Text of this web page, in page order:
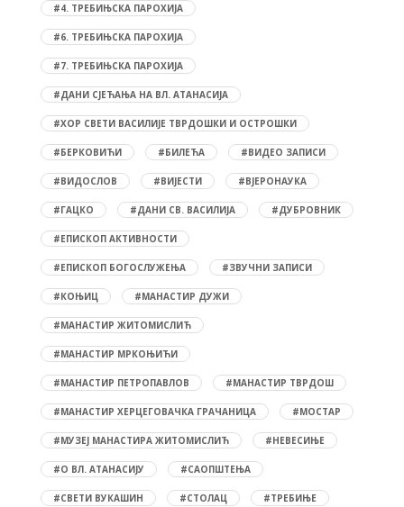
#4. ТРЕБИЊСКА ПАРОХИЈА
#6. ТРЕБИЊСКА ПАРОХИЈА
#7. ТРЕБИЊСКА ПАРОХИЈА
#ДАНИ СЈЕЋАЊА НА ВЛ. АТАНАСИЈА
#ХОР СВЕТИ ВАСИЛИЈЕ ТВРДОШКИ И ОСТРОШКИ
#БЕРКОВИЋИ #БИЛЕЋА #ВИДЕО ЗАПИСИ
#ВИДОСЛОВ #ВИЈЕСТИ #ВЈЕРОНАУКА
#ГАЦКО #ДАНИ СВ. ВАСИЛИЈА #ДУБРОВНИК
#ЕПИСКОП АКТИВНОСТИ
#ЕПИСКОП БОГОСЛУЖЕЊА #ЗВУЧНИ ЗАПИСИ
#КОЊИЦ #МАНАСТИР ДУЖИ
#МАНАСТИР ЖИТОМИСЛИЋ
#МАНАСТИР МРКОЊИЋИ
#МАНАСТИР ПЕТРОПАВЛОВ #МАНАСТИР ТВРДОШ
#МАНАСТИР ХЕРЦЕГОВАЧКА ГРАЧАНИЦА #МОСТАР
#МУЗЕЈ МАНАСТИРА ЖИТОМИСЛИЋ #НЕВЕСИЊЕ
#О ВЛ. АТАНАСИЈУ #САОПШТЕЊА
#СВЕТИ ВУКАШИН #СТОЛАЦ #ТРЕБИЊЕ